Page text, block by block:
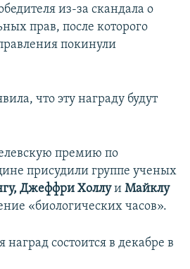
из-за скандала о
прав, после которого
покинули
что эту награду будут
премию по
присудили группе ученых
Джеффри Холлуи Майклу
«биологических часов».
состоится в декабре в